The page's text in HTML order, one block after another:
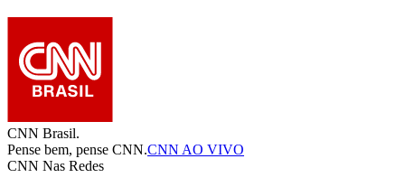
CNN Brasil.
Pense bem, pense CNN.CNN AO VIVO
CNN Nas Redes